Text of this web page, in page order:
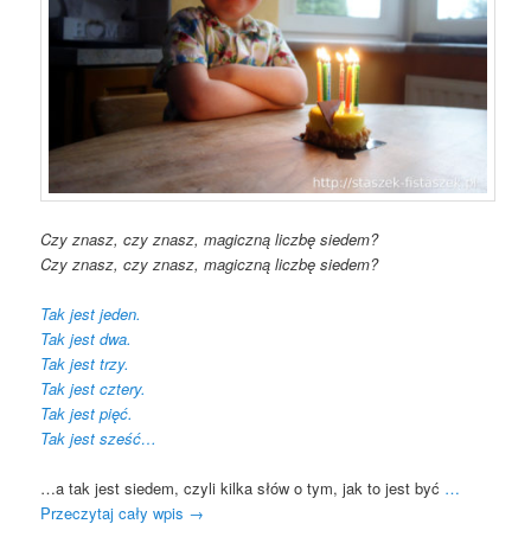
Czy znasz, czy znasz, magiczną liczbę siedem?
Czy znasz, czy znasz, magiczną liczbę siedem?
Tak jest jeden.
Tak jest dwa.
Tak jest trzy.
Tak jest cztery.
Tak jest pięć.
Tak jest sześć…
…a tak jest siedem, czyli kilka słów o tym, jak to jest być …
Przeczytaj cały wpis →